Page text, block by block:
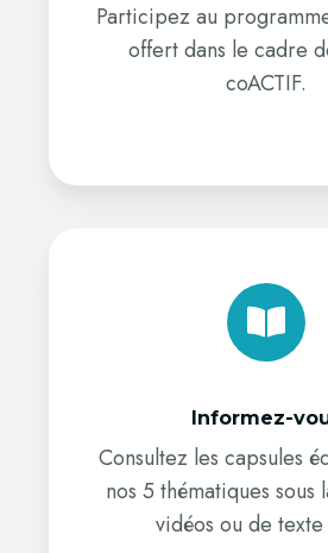
Participez au
offert dans le cadre
coACTIF.
Informez-
Consultez les capsules
nos 5 thématiques sous
vidéos ou de
vous